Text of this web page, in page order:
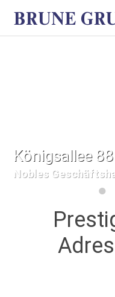
Königsallee
Nobles